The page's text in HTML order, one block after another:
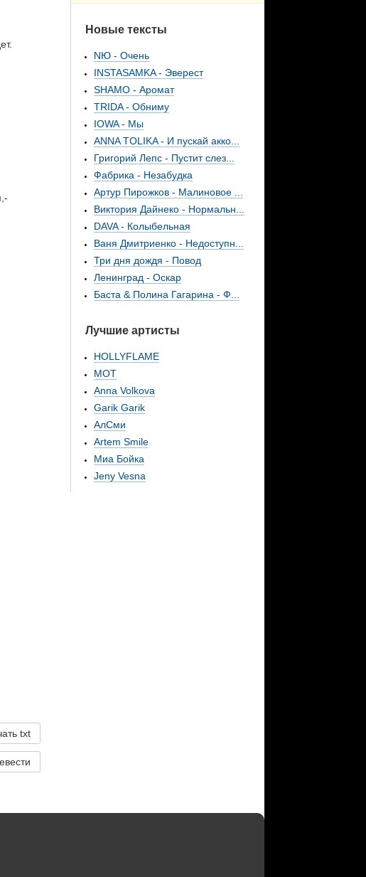
txt
Новые тексты
NЮ - Очень
INSTASAMKA - Эверест
SHAMO - Аромат
TRIDA - Обниму
IOWA - Мы
ANNA TOLIKA - И пускай акко...
Григорий Лепс - Пустит слез...
Фабрика - Незабудка
Артур Пирожков - Малиновое ...
Виктория Дайнеко - Нормальн...
DAVA - Колыбельная
Ваня Дмитриенко - Недоступн...
Три дня дождя - Повод
Ленинград - Оскар
Баста & Полина Гагарина - Ф...
Лучшие артисты
HOLLYFLAME
МОТ
Anna Volkova
Garik Garik
АлСми
Artem Smile
Миа Бойка
Jeny Vesna